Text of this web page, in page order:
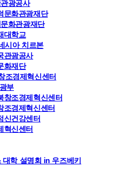
광공사
문화관광재단
화관광재단
대학교
시아 치르본
관광공사
화재단
조경제혁신센터
부
창조경제혁신센터
조경제혁신센터
신건강센터
혁신센터
학 설명회 in 우즈베키